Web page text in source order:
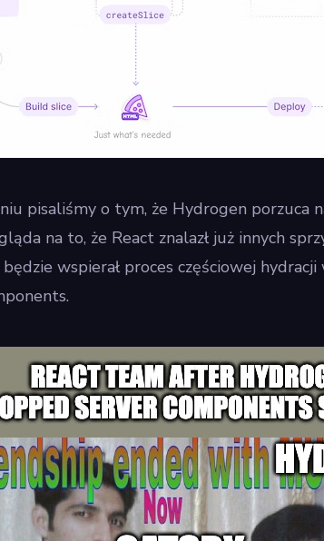
pisaliśmy o tym, że Hydrogen porzuca
na to, że React znalazł już innych
wspierał proces częściowej